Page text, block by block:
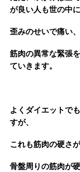
が良い人も世の中
歪みのせいで痛い
筋肉の異常な緊張
ていきます。
よくダイエットで
すが、
これも筋肉の硬さ
骨盤周りの筋肉が